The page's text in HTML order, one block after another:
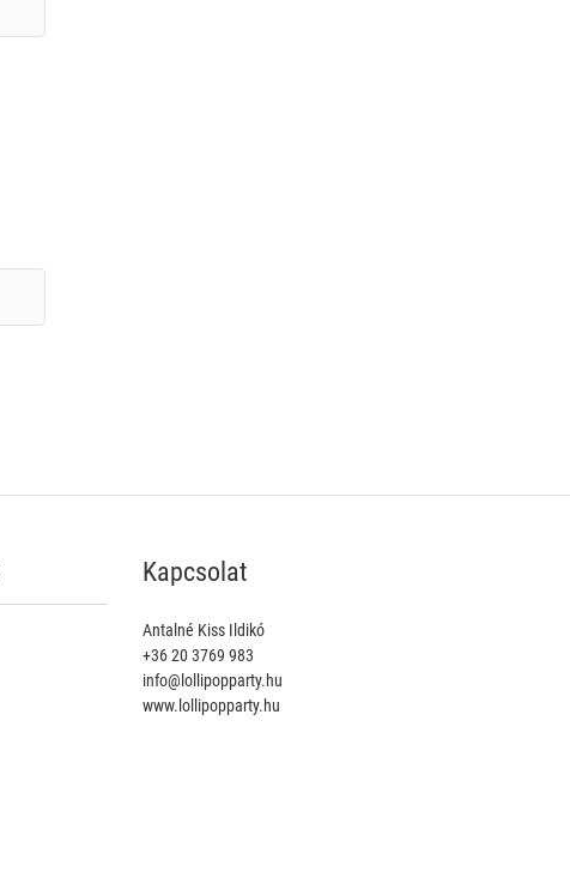
Kapcsolat
Antalné Kiss Ildikó
+36 20 3769 983
info@lollipopparty.hu
www.lollipopparty.hu